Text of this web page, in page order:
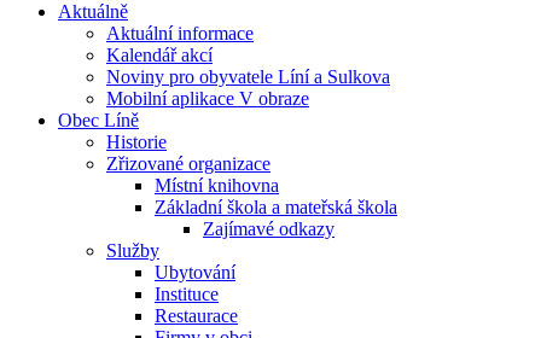
Aktuálně
Aktuální informace
Kalendář akcí
Noviny pro obyvatele Líní a Sulkova
Mobilní aplikace V obraze
Obec Líně
Historie
Zřizované organizace
Místní knihovna
Základní škola a mateřská škola
Zajímavé odkazy
Služby
Ubytování
Instituce
Restaurace